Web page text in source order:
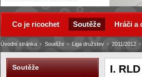
I.
Úvodní stránka › Soutěže › Liga družstev › 2011/2012 ›
Co je ricochet Soutěže Hráči a
Soutěže